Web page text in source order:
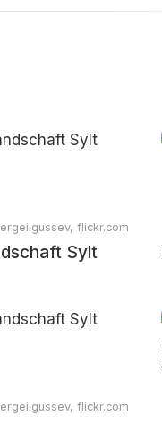
flickr.com
Sylt
flickr.com